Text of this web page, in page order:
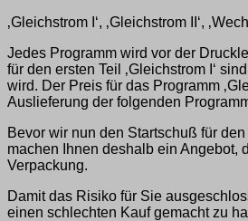
‚Gleichstrom I‘, ‚Gleichstrom II‘,
Jedes Programm wird vor der
für den ersten Teil ‚Gleichstrom I‘
wird. Der Preis für das Programm
Auslieferung der folgenden
Bevor wir nun den Startschuß für
machen Ihnen deshalb ein Angebot,
Verpackung.
Damit das Risiko für Sie
einen schlechten Kauf gemacht zu